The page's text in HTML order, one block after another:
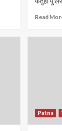
Read
Patna
पटना में सड़क